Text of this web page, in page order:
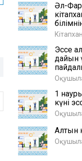
Әл-
Эссе
дайын
1
күні
Алтын